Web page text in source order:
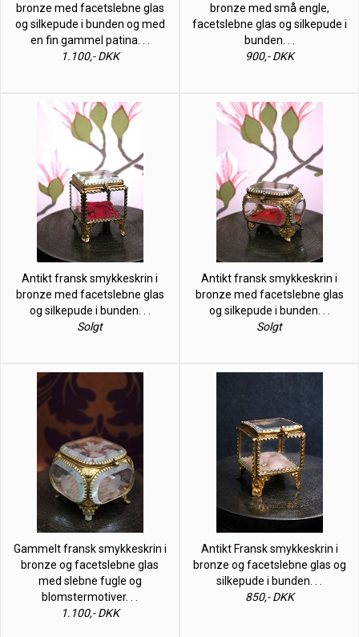
bronze med facetslebne glas
og silkepude i bunden og med
en fin gammel patina. . .
1.100,- DKK
bronze med små engle,
facetslebne glas og silkepude i
bunden. . .
900,- DKK
Antikt fransk smykkeskrin i
bronze med facetslebne glas
og silkepude i bunden. . .
Solgt
Antikt fransk smykkeskrin i
bronze med facetslebne glas
og silkepude i bunden. . .
Solgt
Gammelt fransk smykkeskrin i
bronze og facetslebne glas
med slebne fugle og
blomstermotiver. . .
1.100,- DKK
Antikt Fransk smykkeskrin i
bronze og facetslebne glas og
silkepude i bunden. . .
850,- DKK